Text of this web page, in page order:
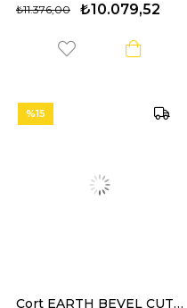
₺10.079,52
₺11.376,00
Cort EARTH BEVEL CUT OP AKUSTİK GİTAR
%15